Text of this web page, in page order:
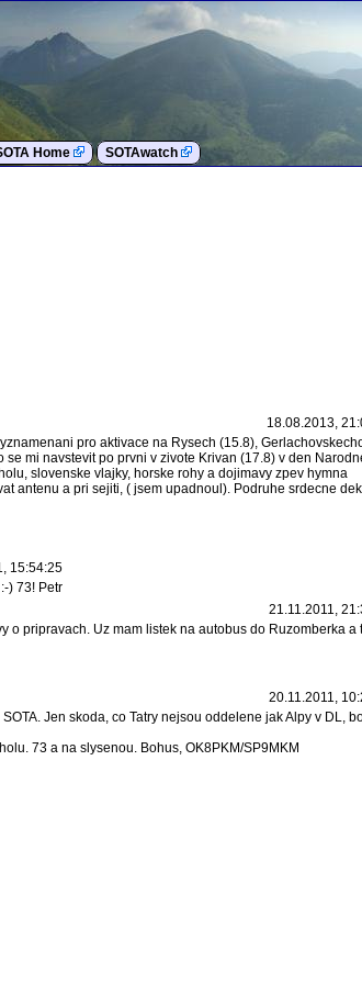
Home SOTAwatch
18.08.2013,
pro aktivace na Rysech (15.8),
mi navstevit po prvni v zivote Krivan (17.8) v den
slovenske vlajky, horske rohy a dojimavy zpev hymna
antenu a pri sejiti, ( jsem upadnoul). Podruhe srdecne
15:54:25
) 73! Petr
21.11.2011,
o pripravach. Uz mam listek na autobus do Ruzomberka a
20.11.2011,
Jen skoda, co Tatry nejsou oddelene jak Alpy v DL,
73 a na slysenou. Bohus, OK8PKM/SP9MKM